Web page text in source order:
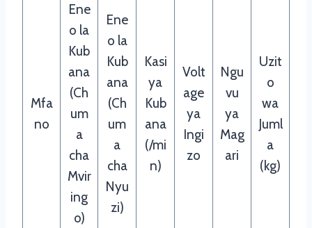
Mfa
no
Ene
o la
Kub
ana
(Ch
um
a
cha
Mvir
ing
o)
Ene
o la
Kub
ana
(Ch
um
a
cha
Nyu
zi)
Kasi
ya
Kub
ana
(/mi
n)
Volt
age
ya
Ingi
zo
Ngu
vu
ya
Mag
ari
Uzit
o
wa
Juml
a
(kg)